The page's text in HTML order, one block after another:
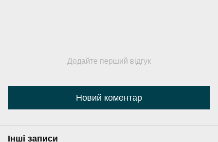
Додайте перший відгук
Новий коментар
Інші записи